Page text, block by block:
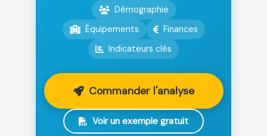
Démographie
Équipements
Finances
Indicateurs clés
Commander l'analyse
Voir un exemple gratuit